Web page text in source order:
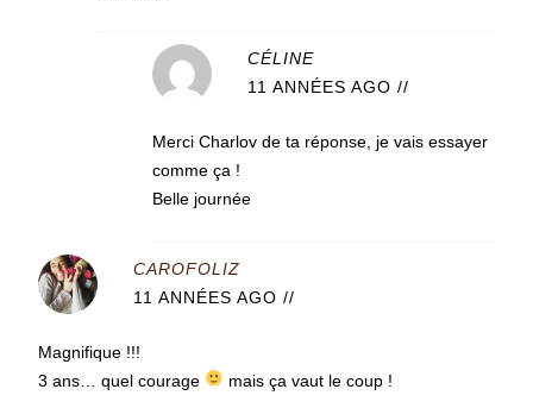
CÉLINE
11 ANNÉES AGO //
Merci Charlov de ta réponse, je vais essayer
comme ça !
Belle journée
CAROFOLIZ
11 ANNÉES AGO //
Magnifique !!!
3 ans… quel courage
mais ça vaut le coup !